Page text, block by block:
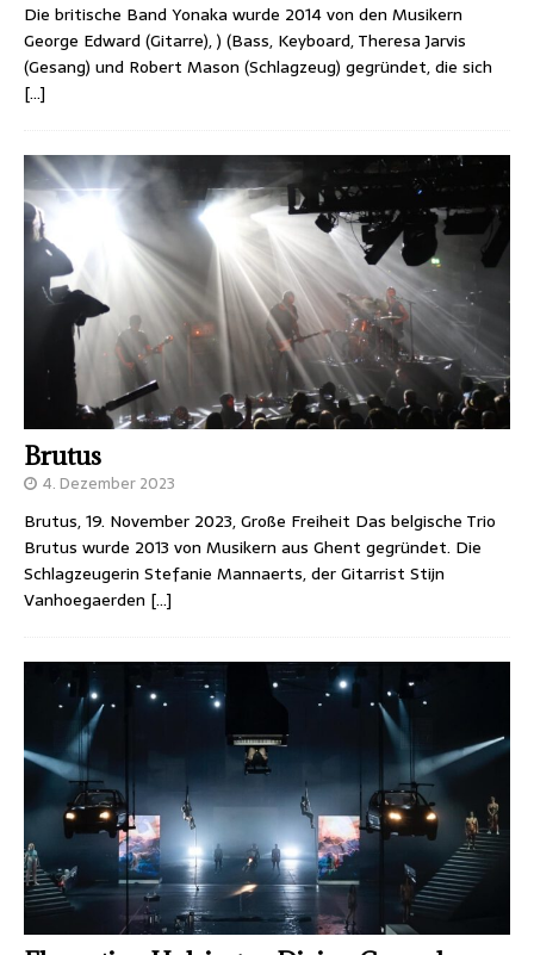
Die britische Band Yonaka wurde 2014 von den Musikern
George Edward (Gitarre), ) (Bass, Keyboard, Theresa Jarvis
(Gesang) und Robert Mason (Schlagzeug) gegründet, die sich
[…]
Brutus
4. Dezember 2023
Brutus, 19. November 2023, Große Freiheit Das belgische Trio
Brutus wurde 2013 von Musikern aus Ghent gegründet. Die
Schlagzeugerin Stefanie Mannaerts, der Gitarrist Stijn
Vanhoegaerden […]